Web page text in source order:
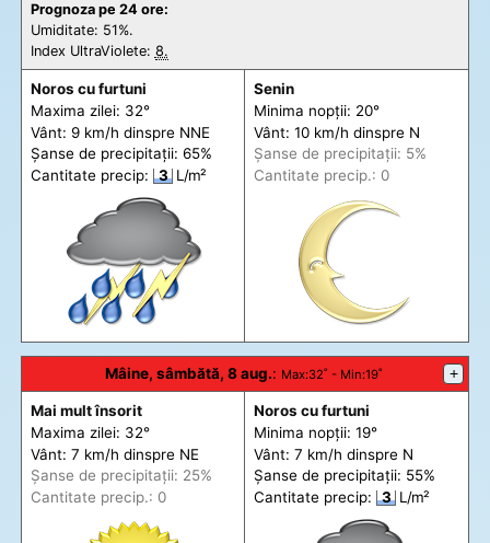
Prognoza pe 24 ore:
Umiditate: 51%.
Index UltraViolete: 8.
Noros cu furtuni
Maxima zilei: 32°
Vânt: 9 km/h dinspre NNE
Șanse de precipitații: 65%
Cantitate precip:
3 L/m²
Senin
Minima nopții: 20°
Vânt: 10 km/h dinspre N
Șanse de precipitații: 5%
Cantitate precip.: 0
Mâine, sâmbătă, 8 aug.: Max:32˚ - Min:19˚ +
Mai mult însorit
Maxima zilei: 32°
Vânt: 7 km/h dinspre NE
Șanse de precipitații: 25%
Cantitate precip.: 0
Noros cu furtuni
Minima nopții: 19°
Vânt: 7 km/h dinspre N
Șanse de precipitații: 55%
Cantitate precip:
3 L/m²